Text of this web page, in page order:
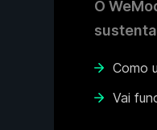
O
Como
Vai